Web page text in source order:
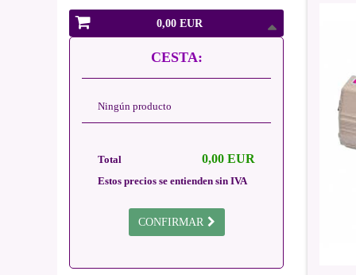
0,00 EUR
CESTA:
Ningún producto
0,00 EUR
Total
Estos precios se entienden sin IVA
CONFIRMAR